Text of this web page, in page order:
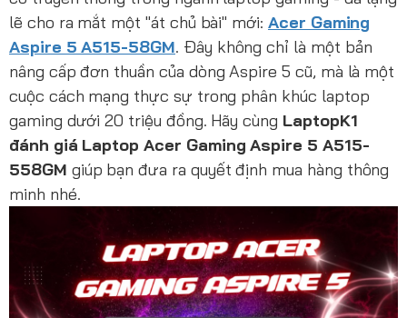
lẽ cho ra mắt một "át chủ bài" mới: Acer Gaming
Aspire 5 A515-58GM. Đây không chỉ là một bản
nâng cấp đơn thuần của dòng Aspire 5 cũ, mà là một
cuộc cách mạng thực sự trong phân khúc laptop
gaming dưới 20 triệu đồng. Hãy cùng LaptopK1
đánh giá Laptop Acer Gaming Aspire 5 A515-
558GM giúp bạn đưa ra quyết định mua hàng thông
minh nhé.